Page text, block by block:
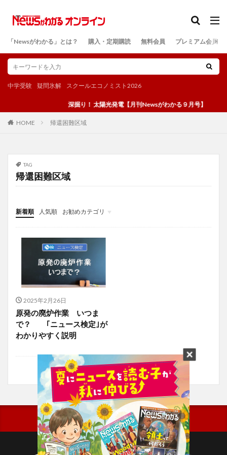
「Newsがわかる」とは？ 購入・定期購読 無料会員 プレミアム会員
中学受験 疑問氷解 スクールエコノミスト2026
深掘り！ 太陽光発電【月刊Newsがわかる９月号】
HOME 帰還困難区域
TAG
帰還困難区域
新着順 人気順
お勧めカテゴリ
投稿
学び
マンガ
電子書籍
2025年2月26日
原発の廃炉作業 いつま
で？ ｢ニュース検定｣が
わかりやすく説明
検索